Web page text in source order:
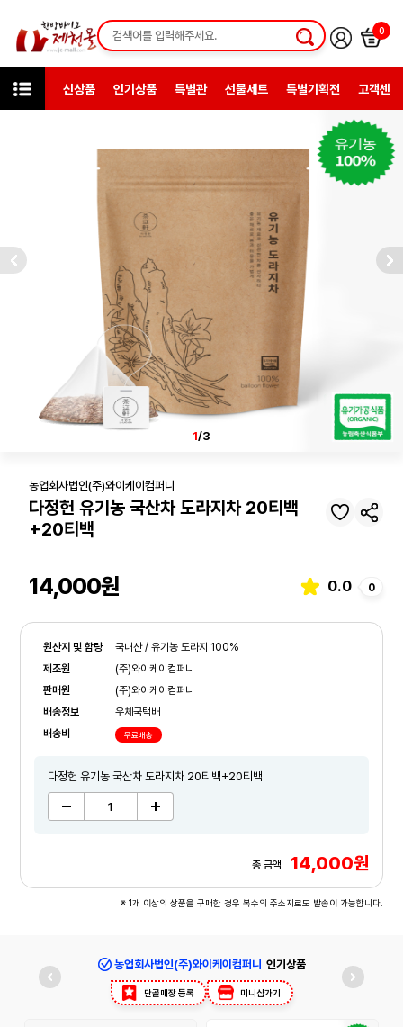
0
신상품 인기상품 특별관 선물세트 특별기획전 고객센터
1/3
농업회사법인(주)와이케이컴퍼니
다정헌 유기농 국산차 도라지차 20티백
+20티백
14,000원 0.0 0
원산지 및 함량
국내산 / 유기농 도라지 100%
제조원
(주)와이케이컴퍼니
판매원
(주)와이케이컴퍼니
배송정보
우체국택배
배송비
무료배송
다정헌 유기농 국산차 도라지차 20티백+20티백
총 금액 14,000원
※ 1개 이상의 상품을 구매한 경우 복수의 주소지로도 발송이 가능합니다.
농업회사법인(주)와이케이컴퍼니 인기상품
단골매장 등록 미니샵가기